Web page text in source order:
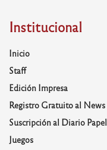
Institucional
Inicio
Staff
Edición Impresa
Registro Gratuito al News
Suscripción al Diario Papel
Juegos